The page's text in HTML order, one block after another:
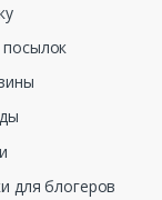
для блогеров